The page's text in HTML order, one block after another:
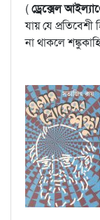
(ড্রেক্সেল
যায় যে
না থাকলে